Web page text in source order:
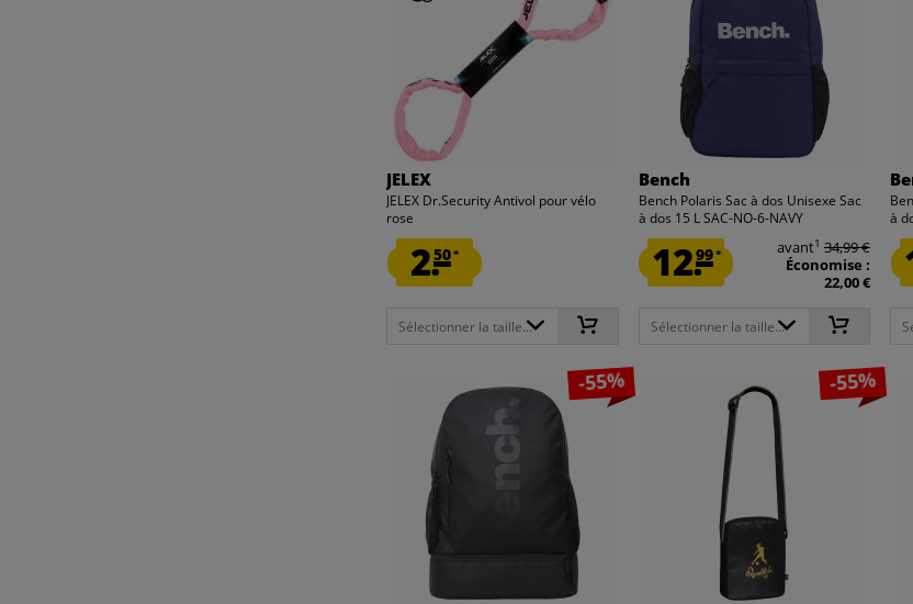
JELEX
JELEX Dr.Security Antivol pour vélo
rose
2.50*
Sélectionner la taille...
Bench
Bench Polaris Sac à dos Unisexe Sac
à dos 15 L SAC-NO-6-NAVY
12.99* avant1 34,99 €
Économise :
22,00 €
Sélectionner la taille...
à
-55% -55%